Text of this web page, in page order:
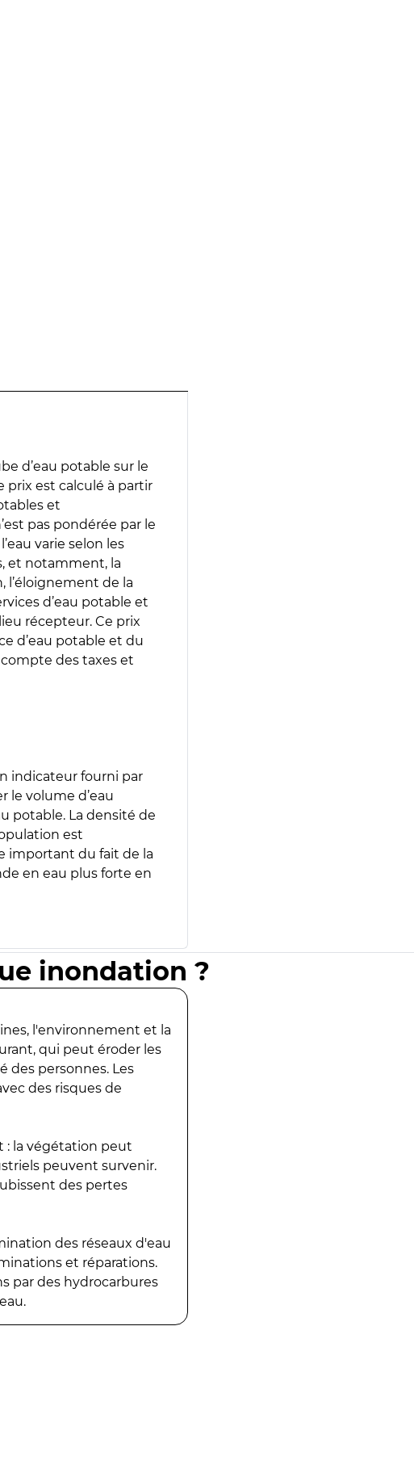
d’eau potable sur le
prix est calculé à partir
et
pas pondérée par le
varie selon les
et notamment, la
l’éloignement de la
d’eau potable et
récepteur. Ce prix
d’eau potable et du
des taxes et
indicateur fourni par
le volume d’eau
potable. La densité de
est
important du fait de la
en eau plus forte en
inondation ?
l'environnement et la
qui peut éroder les
des personnes. Les
des risques de
: la végétation peut
peuvent survenir.
des pertes
des réseaux d'eau
et réparations.
par des hydrocarbures